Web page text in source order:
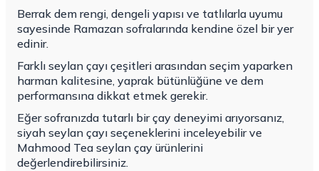
Berrak dem rengi, dengeli yapısı ve tatlılarla uyumu
sayesinde Ramazan sofralarında kendine özel bir yer
edinir.
Farklı seylan çayı çeşitleri arasından seçim yaparken
harman kalitesine, yaprak bütünlüğüne ve dem
performansına dikkat etmek gerekir.
Eğer sofranızda tutarlı bir çay deneyimi arıyorsanız,
siyah seylan çayı seçeneklerini inceleyebilir ve
Mahmood Tea seylan çay ürünlerini
değerlendirebilirsiniz.